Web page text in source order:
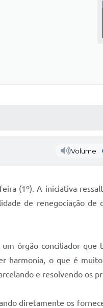
Volume
(1º). A iniciativa
de renegociação de
órgão conciliador que
harmonia, o que é
e resolvendo os
diretamente os